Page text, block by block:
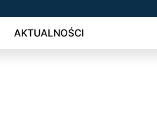
AKTUALNOŚCI